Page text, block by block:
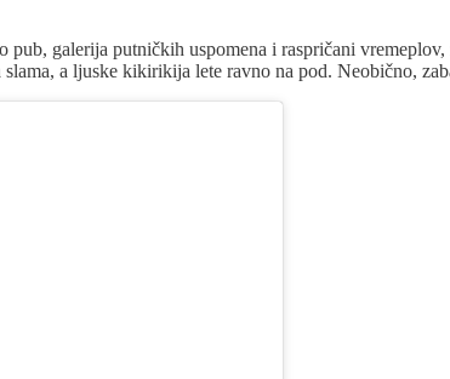
galerija putničkih uspomena i raspričani
a ljuske kikirikija lete ravno na pod. Neobično,